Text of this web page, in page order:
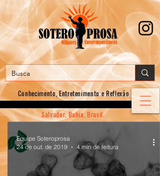
Conhecimento, Entretenimento e Reflexão.
Salvador, Bahia, Brasil.
Equipe Soteroprosa
24 de out. de 2019
4 min de leitura